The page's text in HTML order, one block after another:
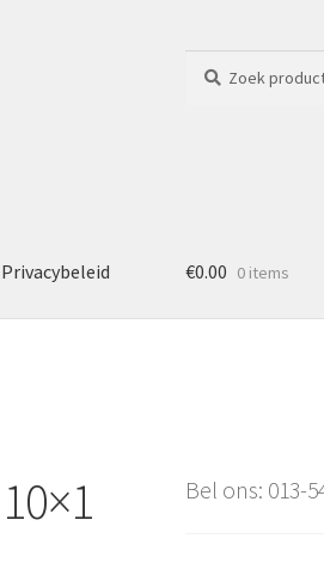
naar:
Privacybeleid €0.00 0 items
Bel ons: 013-